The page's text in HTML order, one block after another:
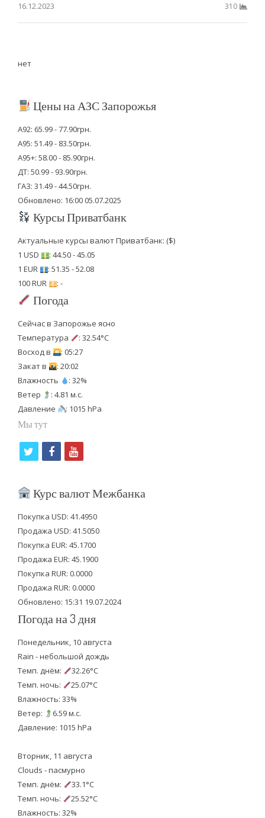
16.12.2023
310
нет
Цены на АЗС Запорожья
А92: 65.99 - 77.90грн.
А95: 51.49 - 83.50грн.
А95+: 58.00 - 85.90грн.
ДТ: 50.99 - 93.90грн.
ГАЗ: 31.49 - 44.50грн.
Обновлено: 16:00 05.07.2025
Курсы Приватбанк
Актуальные курсы валют Приватбанк: ($)
1 USD
: 44.50 - 45.05
1 EUR
: 51.35 - 52.08
100 RUR
: -
Погода
Сейчас в Запорожье ясно
Температура
: 32.54°C
Восход в
: 05:27
Закат в
: 20:02
Влажность
: 32%
Ветер
: 4.81 м.с.
Давление
: 1015 hPa
Мы тут
i
t
e
r
f
c
b
o
o
k
y
u
u
b
e
Курс валют Межбанка
Покупка USD: 41.4950
Продажа USD: 41.5050
Покупка EUR: 45.1700
Продажа EUR: 45.1900
Покупка RUR: 0.0000
Продажа RUR: 0.0000
Обновлено: 15:31 19.07.2024
Погода на 3 дня
Понедельник, 10 августа
Rain - небольшой дождь
Темп. днём:
32.26°C
Темп. ночь:
25.07°C
Влажность: 33%
Ветер:
6.59 м.с.
Давление: 1015 hPa
Вторник, 11 августа
Clouds - пасмурно
Темп. днём:
33.1°C
Темп. ночь:
25.52°C
Влажность: 32%